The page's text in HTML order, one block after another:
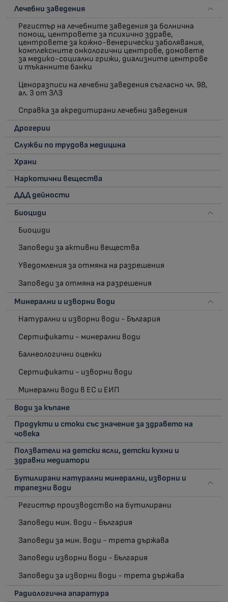
Лечебни заведения
Регистър на лечебните заведения за болнична
помощ, центровете за психично здраве,
центровете за кожно-венерически заболявания,
комплексните онкологични центрове, домовете
за медико-социални грижи, диализните центрове
и тъканните банки
Ценоразписи на лечебни заведения съгласно чл. 98,
ал. 3 от ЗЛЗ
Справка за акредитирани лечебни заведения
Дрогерии
Служби по трудова медицина
Храни
Наркотични вещества
ДДД дейности
Биоциди
Биоциди
Заповеди за активни вещества
Уведомления за отмяна на разрешения
Заповеди за отмяна на разрешения
Минерални и изворни води
Натурални и изворни води - България
Сертификати - минерални води
Балнеологични оценки
Сертификати - изворни води
Минерални води в ЕС и ЕИП
Води за къпане
Продукти и стоки със значение за здравето на
човека
Ползватели на детски ясли, детски кухни и
здравни медиатори
Бутилирани натурални минерални, изворни и
трапезни води
Регистър производство на бутилирани
Заповеди мин. води - България
Заповеди за мин. води - трета държава
Заповеди изворни води - България
Заповеди за изворни води - трета държава
Радиологична апаратура